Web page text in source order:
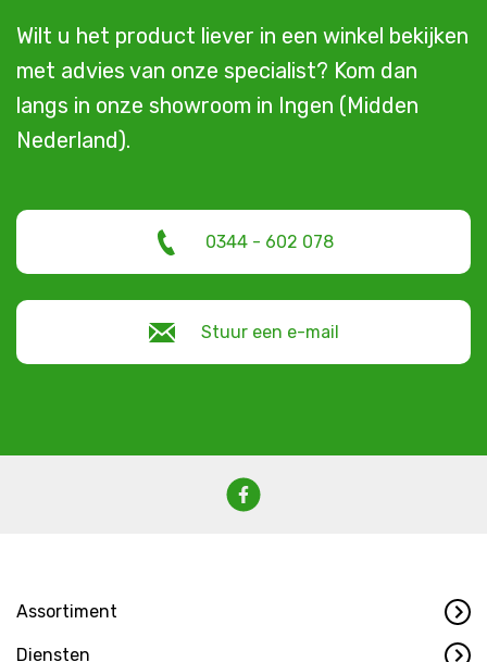
Wilt u het product liever in een winkel bekijken
met advies van onze specialist? Kom dan
langs in onze showroom in Ingen (Midden
Nederland).
0344 - 602 078
Stuur een e-mail
Assortiment
Diensten